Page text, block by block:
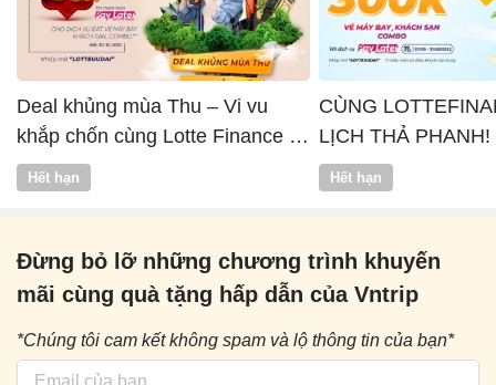
Deal khủng mùa Thu – Vi vu
khắp chốn cùng Lotte Finance x
Vntrip
Hết hạn
CÙNG
LỊCH THẢ PHANH!
Hết hạn
Đừng bỏ lỡ những chương trình khuyến
mãi cùng quà tặng hấp dẫn của Vntrip
*Chúng tôi cam kết không spam và lộ thông tin của bạn*